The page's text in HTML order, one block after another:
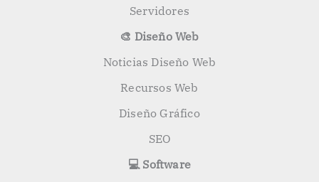
Servidores
🎨 Diseño Web
Noticias Diseño Web
Recursos Web
Diseño Gráfico
SEO
💻 Software